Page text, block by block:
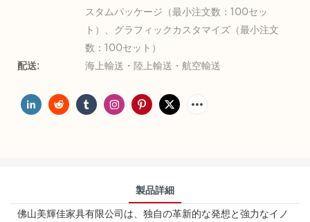
スタムパッケージ（最小注文数：100セッ
ト）、グラフィックカスタマイズ（最小注文
数：100セット）
配送:
海上輸送・陸上輸送・航空輸送
製品詳細
佛山美輝佳家具有限公司は、独自の革新的な発想と強力なイノ